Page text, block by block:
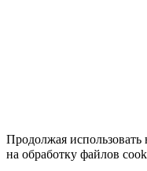
Продолжая использовать
на обработку файлов